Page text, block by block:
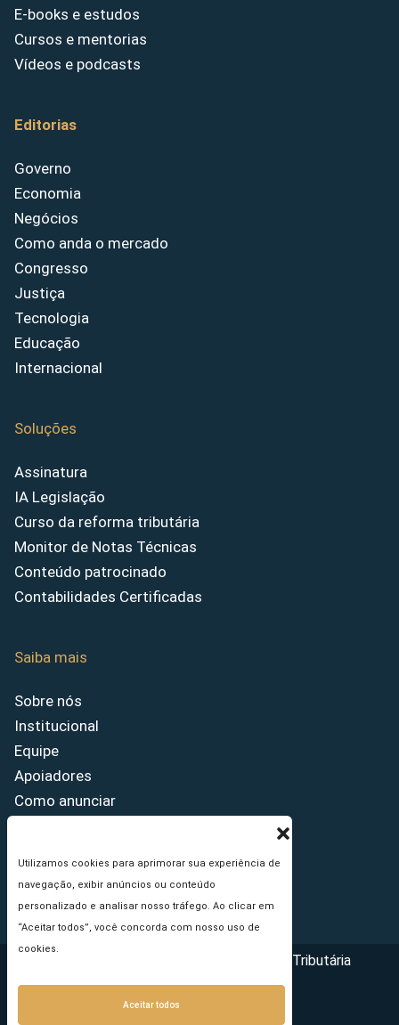
Utilizamos cookies para aprimorar sua experiência de
navegação, exibir anúncios ou conteúdo
personalizado e analisar nosso tráfego. Ao clicar em
“Aceitar todos”, você concorda com nosso uso de
cookies.
Aceitar todos
E-books e estudos
Cursos e mentorias
Vídeos e podcasts
Editorias
Governo
Economia
Negócios
Como anda o mercado
Congresso
Justiça
Tecnologia
Educação
Internacional
Soluções
Assinatura
IA Legislação
Curso da reforma tributária
Monitor de Notas Técnicas
Conteúdo patrocinado
Contabilidades Certificadas
Saiba mais
Sobre nós
Institucional
Equipe
Apoiadores
Como anunciar
Princípios Editoriais
Copyright © 2026 - Portal da Reforma Tributária